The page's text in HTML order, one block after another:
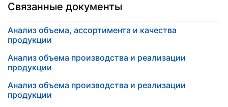
Связанные документы
Анализ объема, ассортимента и качества
продукции
Анализ объема производства и реализации
продукции
Анализ объема производства и реализации
продукции